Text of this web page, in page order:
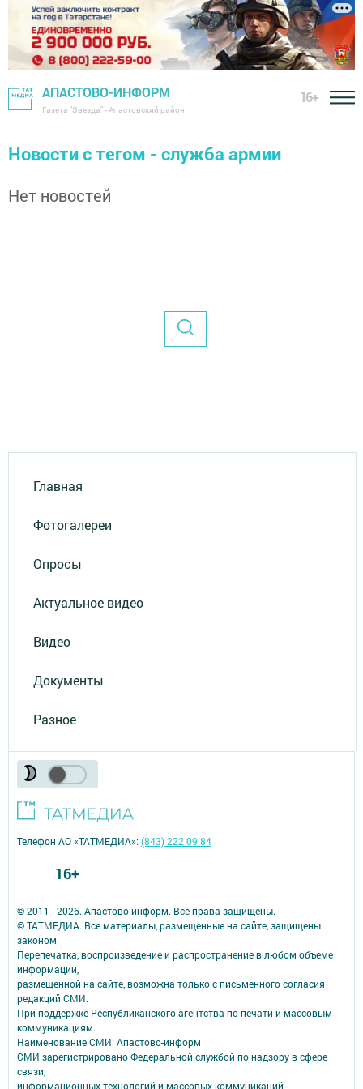
АПАСТОВО-ИНФОРМ
Газета "Звезда" - Апастовский район
16+
Новости с тегом - служба армии
Нет новостей
Главная
Фотогалереи
Опросы
Актуальное видео
Видео
Документы
Разное
© 2011 - 2026. Апастово-информ. Все права защищены.
© ТАТМЕДИА. Все материалы, размещенные на сайте, защищены
законом.
Перепечатка, воспроизведение и распространение в любом объеме
информации,
размещенной на сайте, возможна только с письменного согласия
редакций СМИ.
При поддержке Республиканского агентства по печати и массовым
коммуникациям.
Наименование СМИ: Апастово-информ
СМИ зарегистрировано Федеральной службой по надзору в сфере
связи,
информационных технологий и массовых коммуникаций
Телефон АО «ТАТМЕДИА»:(843) 222 09 84
16+